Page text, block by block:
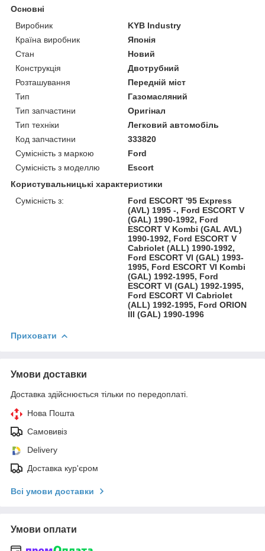
Основні
Виробник
KYB Industry
Країна виробник
Японія
Стан
Новий
Конструкція
Двотрубний
Розташування
Передній міст
Тип
Газомасляний
Тип запчастини
Оригінал
Тип техніки
Легковий автомобіль
Код запчастини
333820
Сумісність з маркою
Ford
Сумісність з моделлю
Escort
Користувальницькі характеристики
Сумісність з:
Ford ESCORT '95 Express
(AVL) 1995 -, Ford ESCORT V
(GAL) 1990-1992, Ford
ESCORT V Kombi (GAL AVL)
1990-1992, Ford ESCORT V
Cabriolet (ALL) 1990-1992,
Ford ESCORT VI (GAL) 1993-
1995, Ford ESCORT VI Kombi
(GAL) 1992-1995, Ford
ESCORT VI (GAL) 1992-1995,
Ford ESCORT VI Cabriolet
(ALL) 1992-1995, Ford ORION
III (GAL) 1990-1996
Приховати
Умови доставки
Доставка здійснюється тільки по передоплаті.
Нова Пошта
Самовивіз
Delivery
Доставка кур'єром
Всі умови доставки
Умови оплати